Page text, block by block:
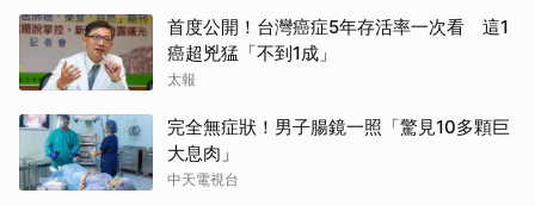
首度公開！台灣癌症5年存活率一次看 這1
癌超兇猛「不到1成」
太報
完全無症狀！男子腸鏡一照「驚見10多顆巨
大息肉」
中天電視台